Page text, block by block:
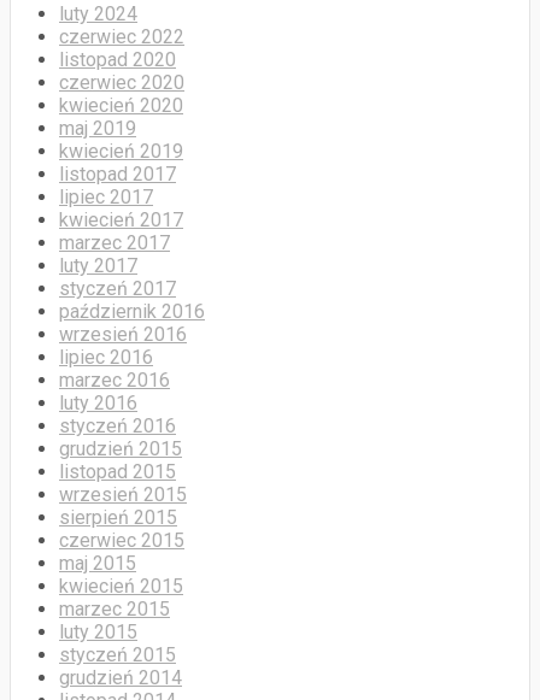
luty 2024
czerwiec 2022
listopad 2020
czerwiec 2020
kwiecień 2020
maj 2019
kwiecień 2019
listopad 2017
lipiec 2017
kwiecień 2017
marzec 2017
luty 2017
styczeń 2017
październik 2016
wrzesień 2016
lipiec 2016
marzec 2016
luty 2016
styczeń 2016
grudzień 2015
listopad 2015
wrzesień 2015
sierpień 2015
czerwiec 2015
maj 2015
kwiecień 2015
marzec 2015
luty 2015
styczeń 2015
grudzień 2014